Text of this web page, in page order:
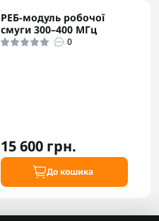
РЕБ-модуль робочої
смуги 300–400 МГц
0
15 600 грн.
До кошика